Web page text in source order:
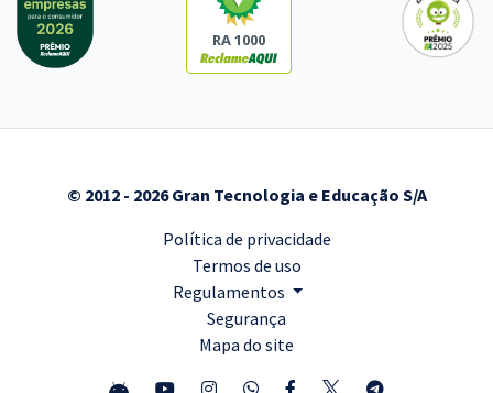
RA 1000
© 2012 - 2026 Gran Tecnologia e Educação S/A
Política de privacidade
Termos de uso
Regulamentos
Segurança
Mapa do site